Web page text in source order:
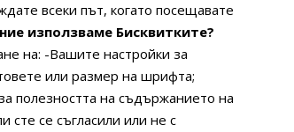
всеки път, когато посещавате
използваме Бисквитките?
на: -Вашите настройки за
или размер на шрифта;
полезността на съдържанието на
сте се съгласили или не с